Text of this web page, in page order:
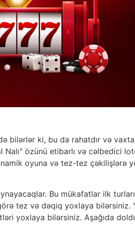
bilərlər ki, bu da rahatdır və
Nalı" özünü etibarlı və cəlbedici
oyuna və tez-tez çəkilişlərə
Bu mükafatlar ilk
tez və dəqiq yoxlaya bilərsiniz.
yoxlaya bilərsiniz. Aşağıda